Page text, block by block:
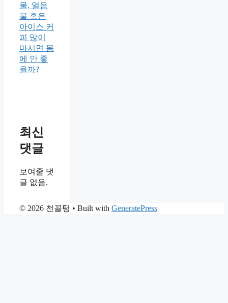
물, 얼음
물 혹은
아이스 커
피 많이
마시면 몸
에 안 좋
을까?
최신
댓글
보여줄 댓
글 없음.
© 2026 천꼴텅 • Built with GeneratePress